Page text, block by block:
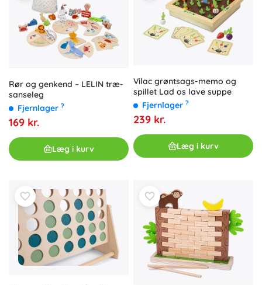
Rør og genkend – LELIN træ-
sanseleg
Fjernlager ?
169 kr.
Læg i kurv
Vilac grøntsags-memo og
spillet Lad os lave suppe
Fjernlager ?
239 kr.
Læg i kurv